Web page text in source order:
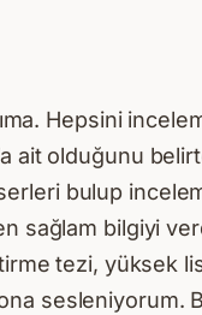
Hepsini
ait olduğunu
bulup
sağlam bilgiyi
tezi, yüksek
sesleniyorum.